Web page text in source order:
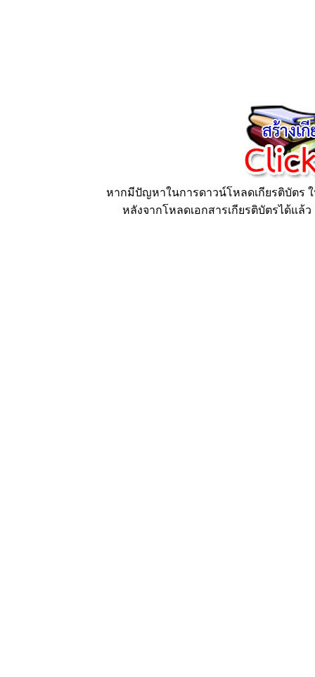
หากมีปัญหาในการดาวน์โหลดเกียรติบัตร
หลังจากโหลดเอกสารเกียรติบัตรได้แล้